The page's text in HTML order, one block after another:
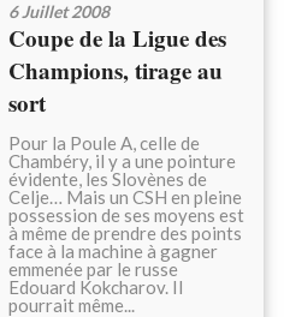
6 Juillet 2008
Coupe de la Ligue des
Champions, tirage au
sort
Pour la Poule A, celle de
Chambéry, il y a une pointure
évidente, les Slovènes de
Celje… Mais un CSH en pleine
possession de ses moyens est
à même de prendre des points
face à la machine à gagner
emmenée par le russe
Edouard Kokcharov. Il
pourrait même...